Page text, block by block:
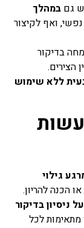
גם במהלך
ואף לקיצור
בדיקור
הצירים.
ללא שימוש
גילוי
הכנה להריון.
ניסיון בדיקור
מתאימות לכל